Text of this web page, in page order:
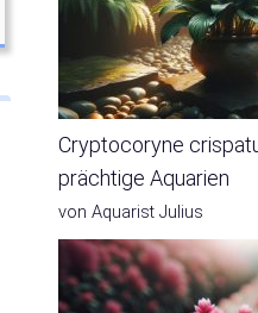
Cryptocoryne
prächtige Aquarien
von Aquarist Julius